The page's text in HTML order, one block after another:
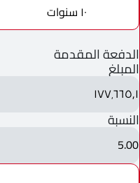
١٠ سنوات
الدفعة المقدمة
المبلغ
١٧٧٬٦٦٥٫١
النسبة
5.00